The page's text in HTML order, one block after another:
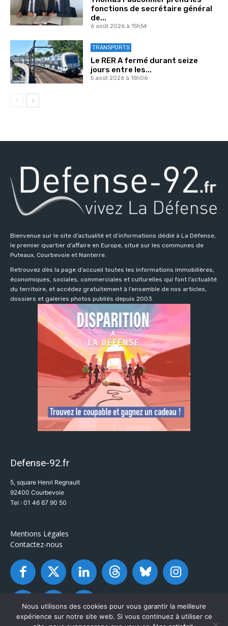
fonctions de secrétaire général
de...
6 août 2026 à 15h54
TRANSPORTS
Le RER A fermé durant seize
jours entre les...
5 août 2026 à 15h06
Bienvenue sur le site d’actualité et d’informations dédié à La Défense,
le premier quartier d’affaire en Europe, situé sur les communes de
Puteaux, Courbevoie et Nanterre.
Retrouvez dès la page d’accueil toutes les informations immobilières,
économiques, sociales, commerciales et culturelles qui font l’actualité
du territoire, et accédez gratuitement à l’ensemble de nos articles,
dossiers et galeries photos publiés depuis 2003.
Defense-92.fr
5, square Henri Regnault
92400 Courbevoie
Tel : 01 46 67 90 50
Mentions Légales
Contactez-nous
Nous utilisons des cookies pour vous garantir la meilleure
expérience sur notre site web. Si vous continuez à utiliser ce